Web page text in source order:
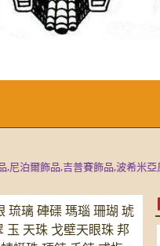
飾品,吉普賽飾品,波希米亞風飾品
琉璃 硨磲 瑪瑙 珊瑚 琥
玉 天珠 戈壁天眼珠 邦